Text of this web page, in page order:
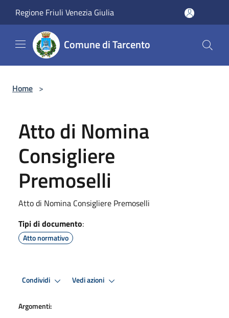
Regione Friuli Venezia Giulia
Comune di Tarcento
Home >
Atto di Nomina
Consigliere
Premoselli
Atto di Nomina Consigliere Premoselli
Tipi di documento:
Atto normativo
Condividi Vedi azioni
Argomenti: